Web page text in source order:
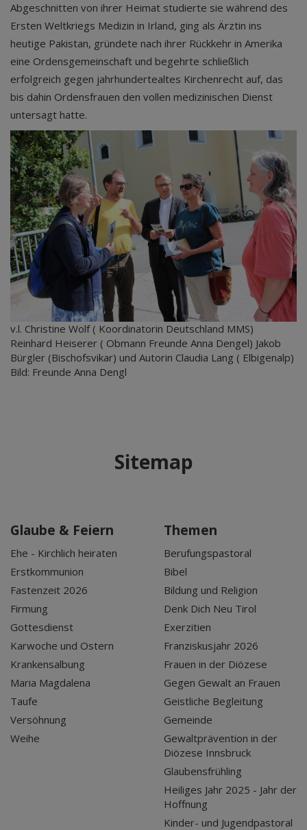
Abgeschnitten von ihrer Heimat studierte sie während des
Ersten Weltkriegs Medizin in Irland, ging als Ärztin ins
heutige Pakistan, gründete nach ihrer Rückkehr in Amerika
eine Ordensgemeinschaft und begehrte schließlich
erfolgreich gegen jahrhundertealtes Kirchenrecht auf, das
bis dahin Ordensfrauen den vollen medizinischen Dienst
untersagt hatte.
v.l. Christine Wolf ( Koordinatorin Deutschland MMS)
Reinhard Heiserer ( Obmann Freunde Anna Dengel) Jakob
Bürgler (Bischofsvikar) und Autorin Claudia Lang ( Elbigenalp)
Bild: Freunde Anna Dengl
Sitemap
Glaube & Feiern
Ehe - Kirchlich heiraten
Erstkommunion
Fastenzeit 2026
Firmung
Gottesdienst
Karwoche und Ostern
Krankensalbung
Maria Magdalena
Taufe
Versöhnung
Weihe
Themen
Berufungspastoral
Bibel
Bildung und Religion
Denk Dich Neu Tirol
Exerzitien
Franziskusjahr 2026
Frauen in der Diözese
Gegen Gewalt an Frauen
Geistliche Begleitung
Gemeinde
Gewaltprävention in der
Diözese Innsbruck
Glaubensfrühling
Heiliges Jahr 2025 - Jahr der
Hoffnung
Kinder- und Jugendpastoral